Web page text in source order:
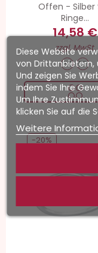
Offen - Silber
Ringe...
14,58 €
zzgl. MwSt.
54 57
-20%
Diese Website
von Drittanbietern,
Und zeigen Sie
indem Sie Ihre
Um Ihre
klicken Sie auf die
Weitere